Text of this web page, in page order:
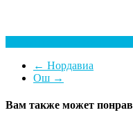
← Нордавиа
Ош →
Вам также может